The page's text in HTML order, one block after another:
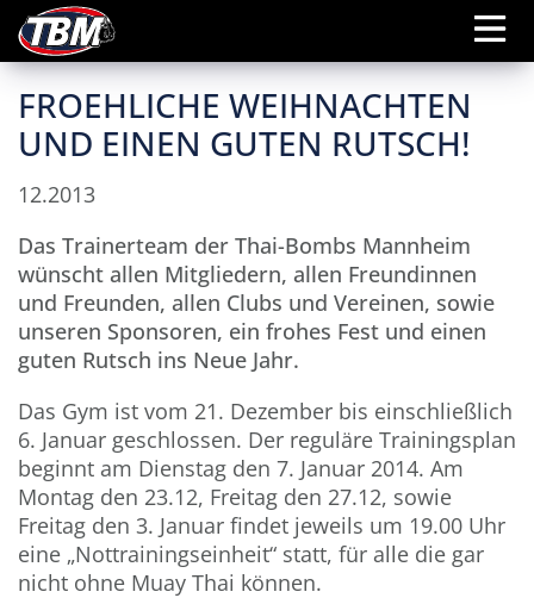
FROEHLICHE WEIHNACHTEN
UND EINEN GUTEN RUTSCH!
12.2013
Das Trainerteam der Thai-Bombs Mannheim
wünscht allen Mitgliedern, allen Freundinnen
und Freunden, allen Clubs und Vereinen, sowie
unseren Sponsoren, ein frohes Fest und einen
guten Rutsch ins Neue Jahr.
Das Gym ist vom 21. Dezember bis einschließlich
6. Januar geschlossen. Der reguläre Trainingsplan
beginnt am Dienstag den 7. Januar 2014. Am
Montag den 23.12, Freitag den 27.12, sowie
Freitag den 3. Januar findet jeweils um 19.00 Uhr
eine „Nottrainingseinheit“ statt, für alle die gar
nicht ohne Muay Thai können.